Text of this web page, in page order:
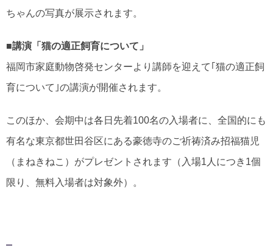
ちゃんの写真が展示されます。
■講演「猫の適正飼育について」
福岡市家庭動物啓発センターより講師を迎えて｢猫の適正飼
育について｣の講演が開催されます。
このほか、会期中は各日先着100名の入場者に、全国的にも
有名な東京都世田谷区にある豪徳寺のご祈祷済み招福猫児
（まねきねこ）がプレゼントされます（入場1人につき1個
限り、無料入場者は対象外）。